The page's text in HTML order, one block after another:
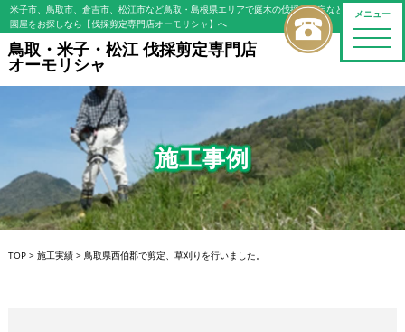
メニュー
toggle
米子市、鳥取市、倉吉市、松江市など鳥取・島根県エリアで庭木の伐採・剪定などの植木屋/造
園屋をお探しなら【伐採剪定専門店オーモリシャ】へ
鳥取・米子・松江 伐採剪定専門店
オーモリシャ
施工事例
TOP> 施工実績> 鳥取県西伯郡で剪定、草刈りを行いました。